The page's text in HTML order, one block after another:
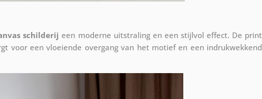
schilderij een moderne uitstraling en een stijlvol effect. De print
voor een vloeiende overgang van het motief en een indrukwekkend